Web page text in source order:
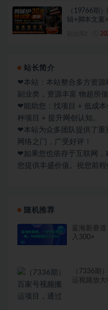
（19766期
辑+脚本文案
站长简介
❤本站：本站整合多方资源
副业类，资源丰富 物超所值
❤能助您：找项目 + 低成
种项目 + 提升网创认知。
❤本站为众多团队提供了重
网络之门，广受好评！
❤如果您也依存于互联网，
您提供丰盛价值。祝您前程
随机推荐
蓝海新赛
入300+
（7336期
运视频放